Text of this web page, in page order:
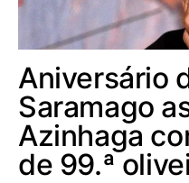
Aniversário
Saramago
Azinhaga
de 99.ª